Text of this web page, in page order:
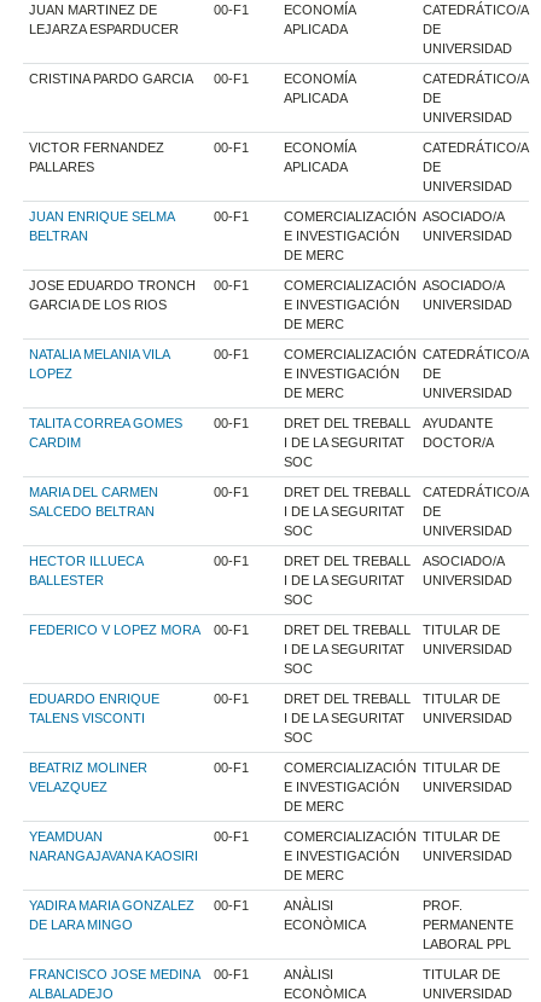
JUAN MARTINEZ DE
LEJARZA ESPARDUCER
00-F1
ECONOMÍA
APLICADA
CATEDRÁTICO/A
DE
UNIVERSIDAD
CRISTINA PARDO GARCIA 00-F1
ECONOMÍA
APLICADA
CATEDRÁTICO/A
DE
UNIVERSIDAD
VICTOR FERNANDEZ
PALLARES
00-F1
ECONOMÍA
APLICADA
CATEDRÁTICO/A
DE
UNIVERSIDAD
JUAN ENRIQUE SELMA
BELTRAN
00-F1
COMERCIALIZACIÓN
E INVESTIGACIÓN
DE MERC
ASOCIADO/A
UNIVERSIDAD
JOSE EDUARDO TRONCH
GARCIA DE LOS RIOS
00-F1
COMERCIALIZACIÓN
E INVESTIGACIÓN
DE MERC
ASOCIADO/A
UNIVERSIDAD
NATALIA MELANIA VILA
LOPEZ
00-F1
COMERCIALIZACIÓN
E INVESTIGACIÓN
DE MERC
CATEDRÁTICO/A
DE
UNIVERSIDAD
TALITA CORREA GOMES
CARDIM
00-F1
DRET DEL TREBALL
I DE LA SEGURITAT
SOC
AYUDANTE
DOCTOR/A
MARIA DEL CARMEN
SALCEDO BELTRAN
00-F1
DRET DEL TREBALL
I DE LA SEGURITAT
SOC
CATEDRÁTICO/A
DE
UNIVERSIDAD
HECTOR ILLUECA
BALLESTER
00-F1
DRET DEL TREBALL
I DE LA SEGURITAT
SOC
ASOCIADO/A
UNIVERSIDAD
FEDERICO V LOPEZ MORA 00-F1
DRET DEL TREBALL
I DE LA SEGURITAT
SOC
TITULAR DE
UNIVERSIDAD
EDUARDO ENRIQUE
TALENS VISCONTI
00-F1
DRET DEL TREBALL
I DE LA SEGURITAT
SOC
TITULAR DE
UNIVERSIDAD
BEATRIZ MOLINER
VELAZQUEZ
00-F1
COMERCIALIZACIÓN
E INVESTIGACIÓN
DE MERC
TITULAR DE
UNIVERSIDAD
YEAMDUAN
NARANGAJAVANA KAOSIRI
00-F1
COMERCIALIZACIÓN
E INVESTIGACIÓN
DE MERC
TITULAR DE
UNIVERSIDAD
YADIRA MARIA GONZALEZ
DE LARA MINGO
00-F1
ANÀLISI
ECONÒMICA
PROF.
PERMANENTE
LABORAL PPL
FRANCISCO JOSE MEDINA
ALBALADEJO
00-F1
ANÀLISI
ECONÒMICA
TITULAR DE
UNIVERSIDAD